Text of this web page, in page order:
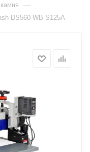
—
DS560-WB S125A